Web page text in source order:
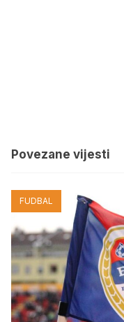
Povezane vijesti
FUDBAL